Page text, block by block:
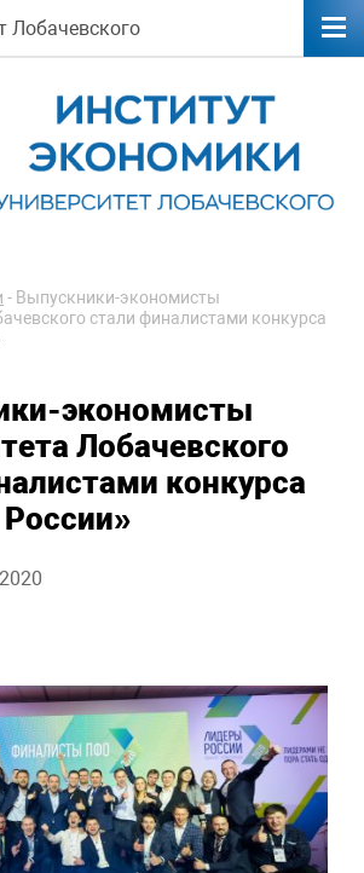
Лобачевского
- Выпускники-экономисты
стали финалистами конкурса
экономисты
Лобачевского
конкурса